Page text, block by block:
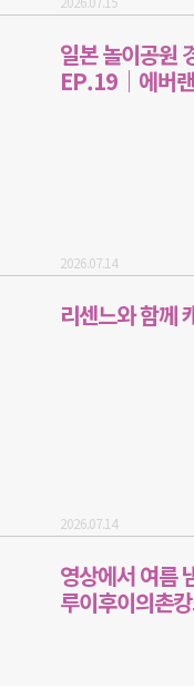
일본 놀이공원
EP.19｜에버
2026.07.14
리센느와 함께
2026.07.14
영상에서 여름
루이후이의촌